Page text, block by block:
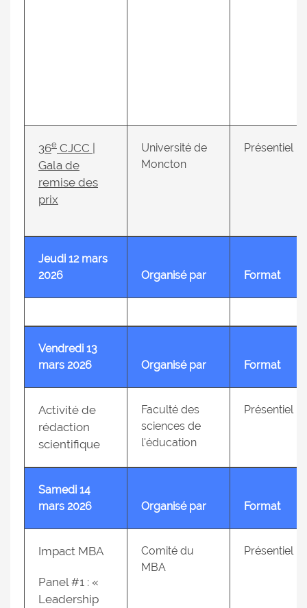
36e CJCC |
Gala de
remise des
prix
Université de
Moncton
Présentiel
Jeudi 12 mars
2026
Organisé par Format
Vendredi 13
mars 2026
Organisé par Format
Activité de
rédaction
scientifique
Faculté des
sciences de
l'éducation
Présentiel
Samedi 14
mars 2026
Organisé par Format
Impact MBA
Panel #1 : «
Leadership
Comité du
MBA
Présentiel